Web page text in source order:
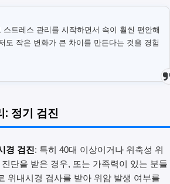
스트레스 관리를 시작하면서 속이 훨씬 편안해
도 작은 변화가 큰 차이를 만든다는 것을 경험
: 정기 검진
경 검진: 특히 40대 이상이거나 위축성 위
단을 받은 경우, 또는 가족력이 있는 분들
위내시경 검사를 받아 위암 발생 여부를